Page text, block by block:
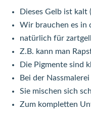
Dieses Gelb ist kalt
Wir brauchen es in
natürlich für
Z.B. kann man
Die Pigmente sind
Bei der
Sie mischen sich
Zum kompletten